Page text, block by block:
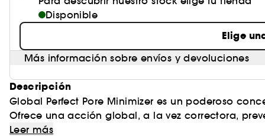
Disponible
Elige
Más información sobre envíos y devoluciones
Descripción
Global Perfect Pore Minimizer es un poderoso
Ofrece una acción global, a la vez correctora,
instantáneamente la apariencia de los poros
Leer más